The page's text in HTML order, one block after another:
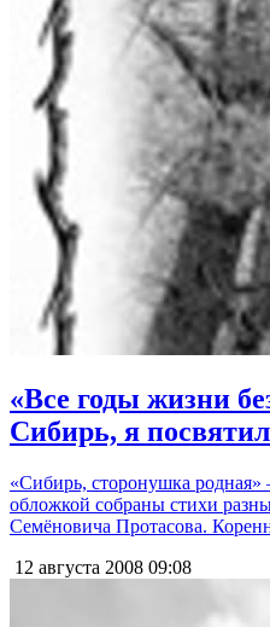
«Все годы жизни
Сибирь, я
«Сибирь, сторонушка родная»
обложкой собраны стихи
Семёновича Протасова.
12 августа 2008 09:08